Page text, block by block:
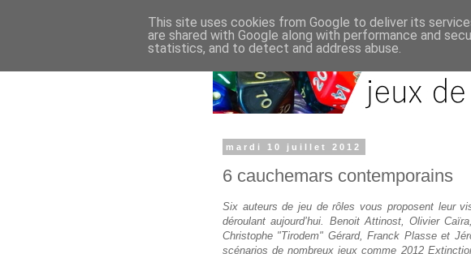
mardi 10 juillet 2012
6 cauchemars contemporains
Six auteurs de jeu de rôles vous proposent leur
déroulant aujourd’hui. Benoit Attinost, Olivier
Christophe "Tirodem" Gérard, Franck Plasse et
scénarios de nombreux jeux comme 2012
This site uses cookies from Google to deliver its
are shared with Google along with performance and
statistics, and to detect and address abuse.